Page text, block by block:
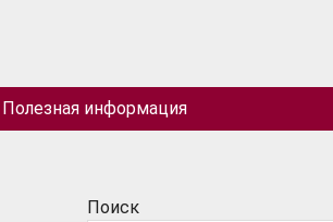
Полезная информация
Поиск